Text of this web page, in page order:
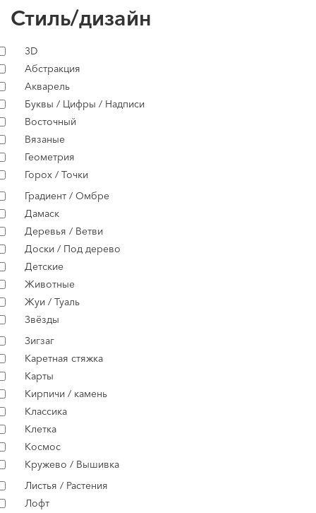
Стиль/дизайн
3D
Абстракция
Акварель
Буквы / Цифры / Надписи
Восточный
Вязаные
Геометрия
Горох / Точки
Градиент / Омбре
Дамаск
Деревья / Ветви
Доски / Под дерево
Детские
Животные
Жуи / Туаль
Звёзды
Зигзаг
Каретная стяжка
Карты
Кирпичи / камень
Классика
Клетка
Космос
Кружево / Вышивка
Листья / Растения
Лофт